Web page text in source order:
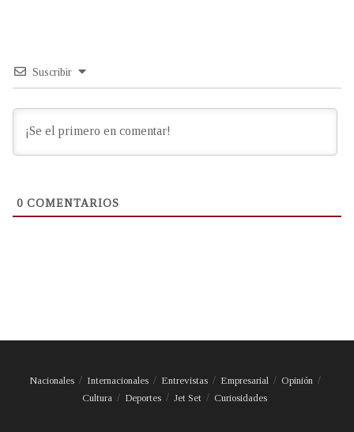
Suscribir
0 COMENTARIOS
Nacionales Internacionales Entrevistas Empresarial
Opinión
Cultura
Deportes Jet Set Curiosidades